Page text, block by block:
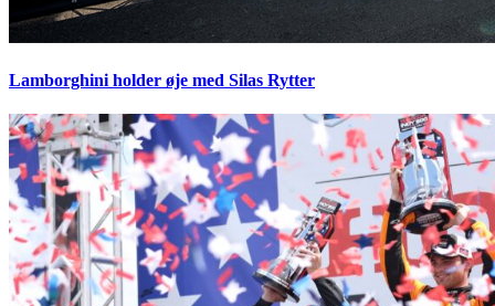
Lamborghini holder øje med Silas Rytter